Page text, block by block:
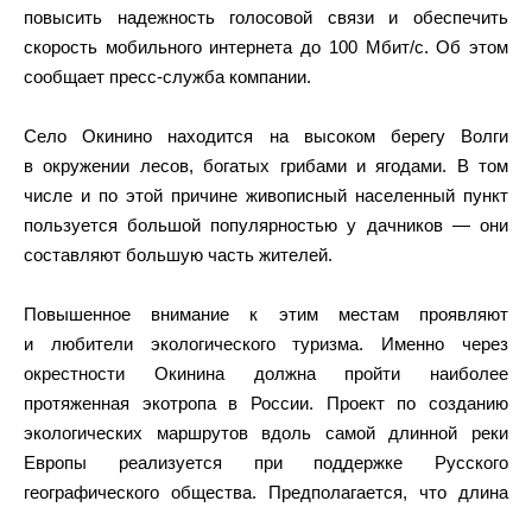
повысить надежность голосовой связи и обеспечить
скорость мобильного интернета до 100 Мбит/с. Об этом
сообщает пресс-служба компании.
Село Окинино находится на высоком берегу Волги
в окружении лесов, богатых грибами и ягодами. В том
числе и по этой причине живописный населенный пункт
пользуется большой популярностью у дачников — они
составляют большую часть жителей.
Повышенное внимание к этим местам проявляют
и любители экологического туризма. Именно через
окрестности Окинина должна пройти наиболее
протяженная экотропа в России. Проект по созданию
экологических маршрутов вдоль самой длинной реки
Европы реализуется при поддержке Русского
географического общества. Предполагается, что длина